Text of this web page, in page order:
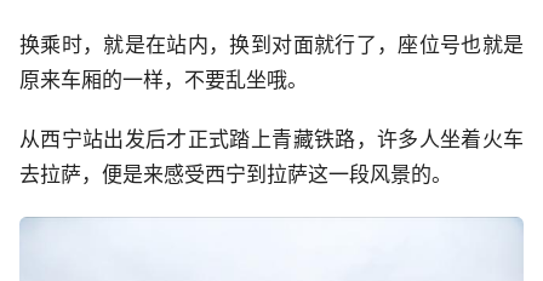
换乘时，就是在站内，换到对面就行了，座位号也就是
原来车厢的一样，不要乱坐哦。
从西宁站出发后才正式踏上青藏铁路，许多人坐着火车
去拉萨，便是来感受西宁到拉萨这一段风景的。